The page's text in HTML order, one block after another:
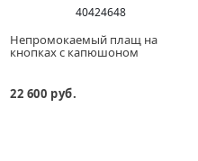
40424648
Непромокаемый плащ на
кнопках с капюшоном
22 600 руб.